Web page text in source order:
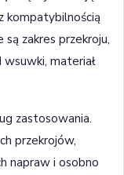
kompatybilnością
zakres przekroju,
materiał
zastosowania.
przekrojów,
napraw i osobno